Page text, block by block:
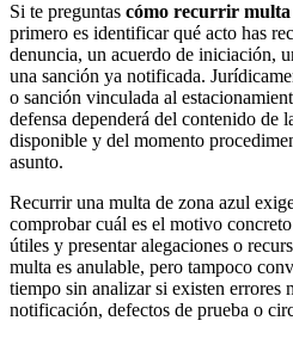
Si te preguntas cómo recurrir multa
primero es identificar qué acto has
denuncia, un acuerdo de iniciación,
una sanción ya notificada.
o sanción vinculada al
defensa dependerá del contenido de
disponible y del momento
asunto.
Recurrir una multa de zona azul
comprobar cuál es el motivo
útiles y presentar alegaciones o
multa es anulable, pero tampoco
tiempo sin analizar si existen errores
notificación, defectos de prueba o